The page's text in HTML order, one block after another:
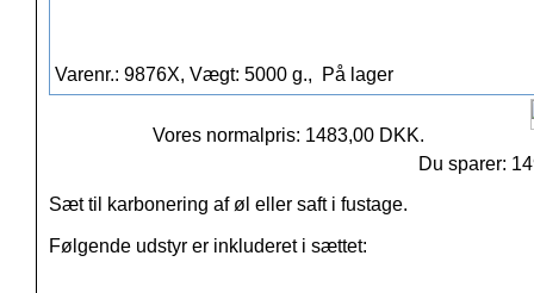
Varenr.: 9876X, Vægt: 5000 g., På lager
Vores normalpris: 1483,00 DKK.
Du sparer:
Sæt til karbonering af øl eller saft i fustage.
Følgende udstyr er inkluderet i sættet: